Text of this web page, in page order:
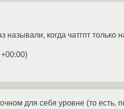
называли, когда чатгпт
)
для себя уровне (то есть,